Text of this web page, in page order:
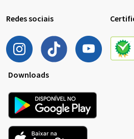
Redes sociais
Downloads